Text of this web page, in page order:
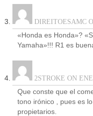
DIREITOESAMC
«Honda es Honda»?
Yamaha»!!! R1 es
2STROKE ON
Que conste que el
tono irónico , pues es
propietarios.